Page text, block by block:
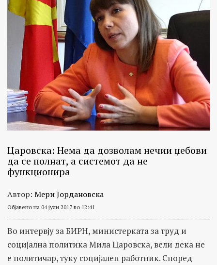
Царовска: Нема да дозволам нечии џебови
да се полнат, а системот да не
функционира
Автор: Мери Јордановска
Објавено на 04 јули 2017 во 12:41
Во интервју за БИРН, министерката за труд и
социјална политика Мила Царовска, вели дека не
е политичар, туку социјален работник. Според